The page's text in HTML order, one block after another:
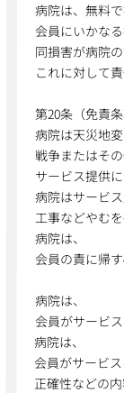
病院は、無料
会員にいかな
同損害が病院
これに対して
第20条（免責条
病院は天災地変
戦争またはそ
サービス提供
病院はサービ
工事などやむ
病院は、
会員の責に帰
病院は、
会員がサービ
病院は、
会員がサービ
正確性などの